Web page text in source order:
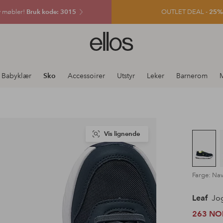
møbler! Bruk kode: 3015 OUTLET DEAL -
Ellos
logo
gå
Babyklær Sko Accessoirer Utstyr Leker Barnerom
Vis lignende
Farge:
Leaf
263